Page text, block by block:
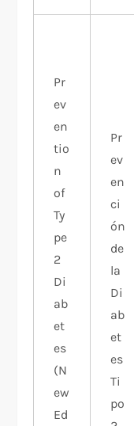
Pr
ev
en
tio
n
of
Ty
pe
2
Di
ab
et
es
(N
ew
Ed
Pr
ev
en
ci
ón
de
la
Di
ab
et
es
Ti
po